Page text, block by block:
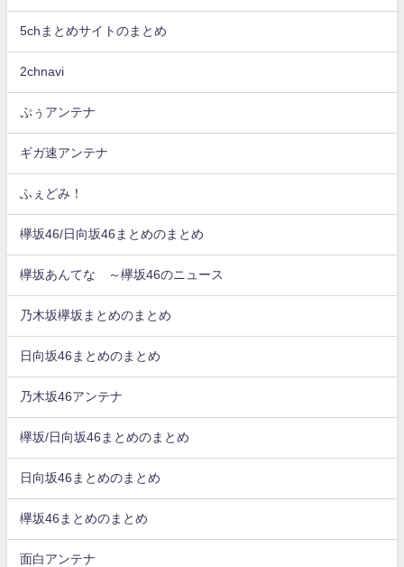
5chまとめサイトのまとめ
2chnavi
ぷぅアンテナ
ギガ速アンテナ
ふぇどみ！
欅坂46/日向坂46まとめのまとめ
欅坂あんてな ～欅坂46のニュース
乃木坂欅坂まとめのまとめ
日向坂46まとめのまとめ
乃木坂46アンテナ
欅坂/日向坂46まとめのまとめ
日向坂46まとめのまとめ
欅坂46まとめのまとめ
面白アンテナ